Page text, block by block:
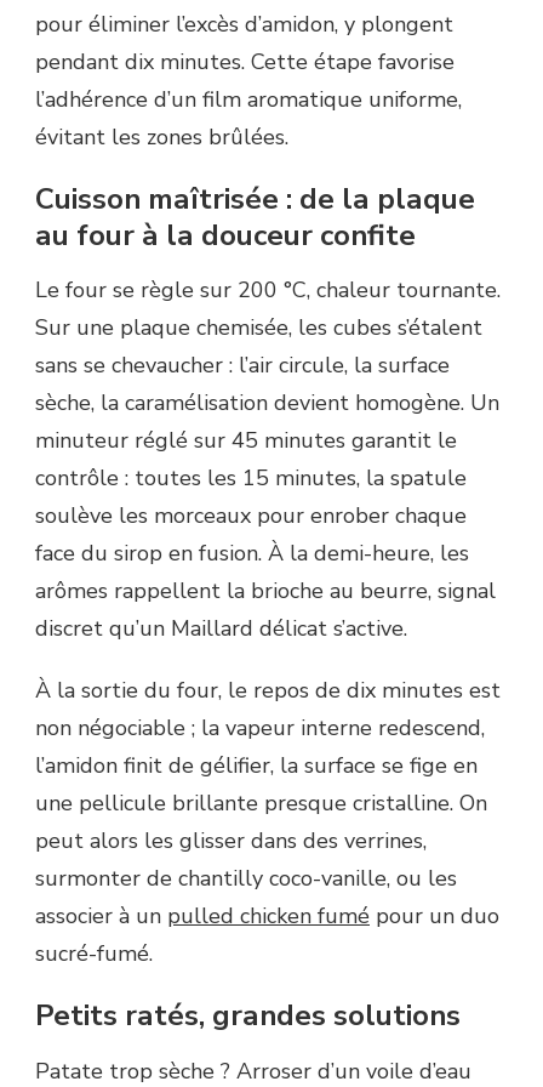
pour éliminer l’excès d’amidon, y plongent
pendant dix minutes. Cette étape favorise
l’adhérence d’un film aromatique uniforme,
évitant les zones brûlées.
Cuisson maîtrisée : de la plaque
au four à la douceur confite
Le four se règle sur 200 °C, chaleur tournante.
Sur une plaque chemisée, les cubes s’étalent
sans se chevaucher : l’air circule, la surface
sèche, la caramélisation devient homogène. Un
minuteur réglé sur 45 minutes garantit le
contrôle : toutes les 15 minutes, la spatule
soulève les morceaux pour enrober chaque
face du sirop en fusion. À la demi-heure, les
arômes rappellent la brioche au beurre, signal
discret qu’un Maillard délicat s’active.
À la sortie du four, le repos de dix minutes est
non négociable ; la vapeur interne redescend,
l’amidon finit de gélifier, la surface se fige en
une pellicule brillante presque cristalline. On
peut alors les glisser dans des verrines,
surmonter de chantilly coco-vanille, ou les
associer à un pulled chicken fumé pour un duo
sucré-fumé.
Petits ratés, grandes solutions
Patate trop sèche ? Arroser d’un voile d’eau